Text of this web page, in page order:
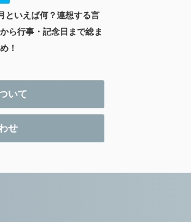
といえば何？連想する言
ら行事・記念日まで総ま
！
いて
せ